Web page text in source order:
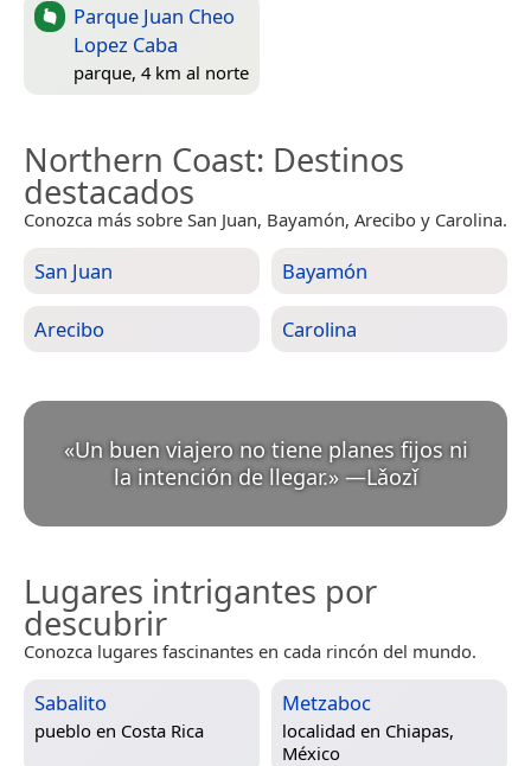
Parque Juan Cheo
Lopez Caba
parque, 4 km al norte
Northern Coast: Destinos
destacados
Conozca más sobre San Juan, Bayamón, Arecibo y Carolina.
San Juan Bayamón
Arecibo Carolina
«Un buen viajero no tiene planes fijos ni
la intención de llegar.» —Lǎozǐ
Lugares intrigantes por
descubrir
Conozca lugares fascinantes en cada rincón del mundo.
Sabalito
pueblo en Costa Rica
Metzaboc
localidad en Chiapas,
México